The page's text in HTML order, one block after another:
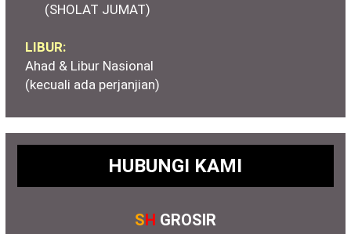
(SHOLAT JUMAT)
LIBUR:
Ahad & Libur Nasional
(kecuali ada perjanjian)
HUBUNGI KAMI
SH GROSIR